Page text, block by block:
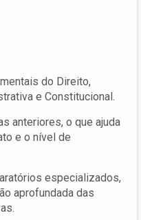
do Direito,
e Constitucional.
anteriores, o que ajuda
e o nível de
especializados,
aprofundada das